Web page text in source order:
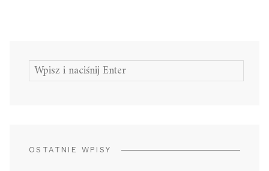
Szukaj:
OSTATNIE WPISY